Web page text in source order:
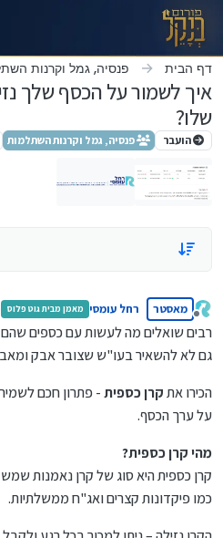
דילוג לתוכן
דף הבית פנסיה, גמל וקרנות
איך לשמור על הכסף שלך
שלו?
הועבר פנסיה, גמל וקרנות השתלמות
מנותק
מאסטר רחל עומסי מאמן מבית גוט פלוס
רבים שואלים מה לעשות עם כספים שהם
גם לא להשאיר בעו"ש שצובר אבק
הכירו אתקרן כספית- פתרון חכם
על ערך הכסף.
מהי קרן כספית?
קרן כספית היא סוג של קרן נאמנות
כמו פיקדונות קצרים ואג"ח ממשלתיות.